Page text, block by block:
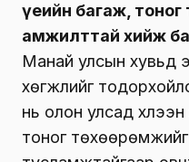
үеийн багаж, тоног
амжилттай хийж
Манай улсын хувьд
хөгжлийг
нь олон улсад
тоног төхөөрөмжийг